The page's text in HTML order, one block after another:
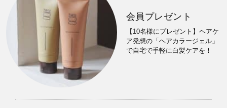
会員プレゼント
【10名様にプレゼント】ヘアケ
ア発想の「ヘアカラージェル」
で自宅で手軽に白髪ケアを！